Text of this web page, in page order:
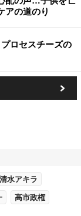
アの道のり
ロセスチーズの
清水アキラ
高市政権